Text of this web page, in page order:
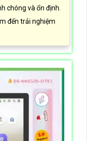
chóng và ổn định.
đến trải nghiệm